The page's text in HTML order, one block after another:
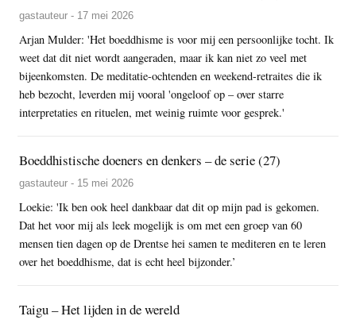
gastauteur - 17 mei 2026
Arjan Mulder: 'Het boeddhisme is voor mij een persoonlijke tocht. Ik
weet dat dit niet wordt aangeraden, maar ik kan niet zo veel met
bijeenkomsten. De meditatie-ochtenden en weekend-retraites die ik
heb bezocht, leverden mij vooral 'ongeloof op – over starre
interpretaties en rituelen, met weinig ruimte voor gesprek.'
Boeddhistische doeners en denkers – de serie (27)
gastauteur - 15 mei 2026
Loekie: 'Ik ben ook heel dankbaar dat dit op mijn pad is gekomen.
Dat het voor mij als leek mogelijk is om met een groep van 60
mensen tien dagen op de Drentse hei samen te mediteren en te leren
over het boeddhisme, dat is echt heel bijzonder.’
Taigu – Het lijden in de wereld